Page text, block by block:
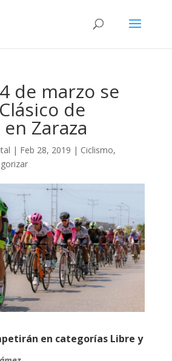
de marzo se
de
Zaraza
| Feb 28, 2019 | Ciclismo,
en categorías Libre y